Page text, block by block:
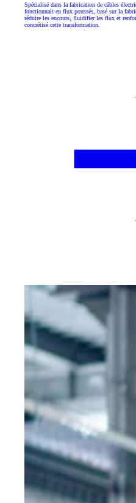
Spécialisé dans la fabrication de câbles
fonctionnait en flux poussés, basé sur la
réduire les encours, fluidifier les flux et
concrétisé cette transformation.